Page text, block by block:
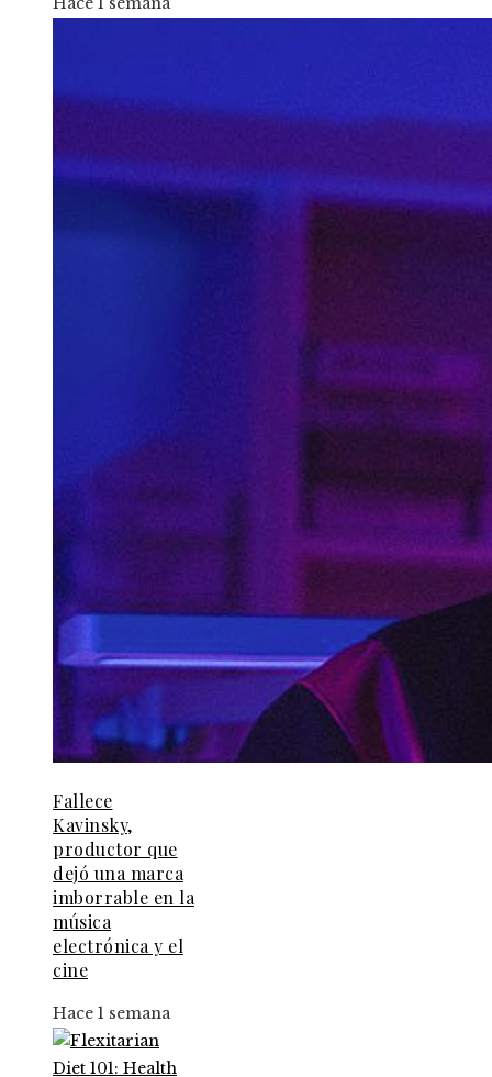
Fallece
Kavinsky,
productor que
dejó una marca
imborrable en la
música
electrónica y el
cine
Hace 1 semana